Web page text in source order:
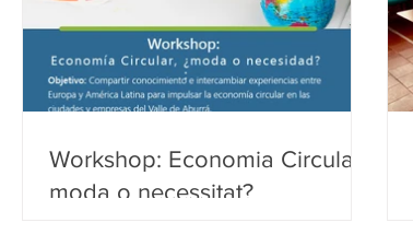
Workshop: Economia Circular,
moda o necessitat?